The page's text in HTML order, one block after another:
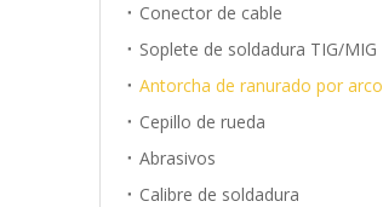
Conector de cable
Soplete de soldadura TIG/MIG
Antorcha de ranurado por arco
Cepillo de rueda
Abrasivos
Calibre de soldadura